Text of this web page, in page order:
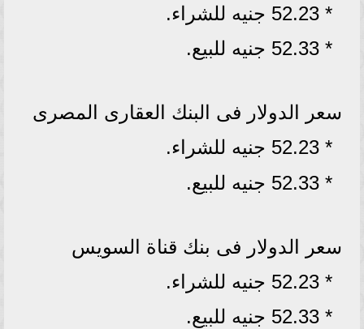
* 52.23 جنيه للشراء.
* 52.33 جنيه للبيع.
سعر الدولار فى البنك العقارى المصرى
* 52.23 جنيه للشراء.
* 52.33 جنيه للبيع.
سعر الدولار فى بنك قناة السويس
* 52.23 جنيه للشراء.
* 52.33 جنيه للبيع.